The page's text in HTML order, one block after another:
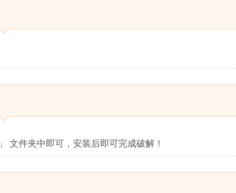
文件夹中即可，安装后即可完成破解！